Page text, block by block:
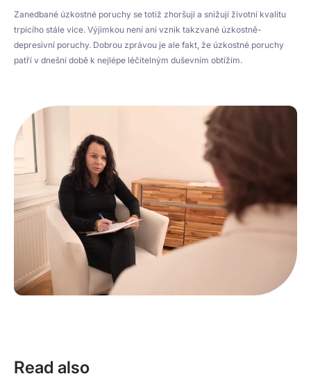
Zanedbané úzkostné poruchy se totiž zhoršují a snižují životní kvalitu
trpícího stále více. Výjimkou není ani vznik takzvané úzkostně-
depresivní poruchy. Dobrou zprávou je ale fakt, že úzkostné poruchy
patří v dnešní době k nejlépe léčitelným duševním obtížím.
Read also